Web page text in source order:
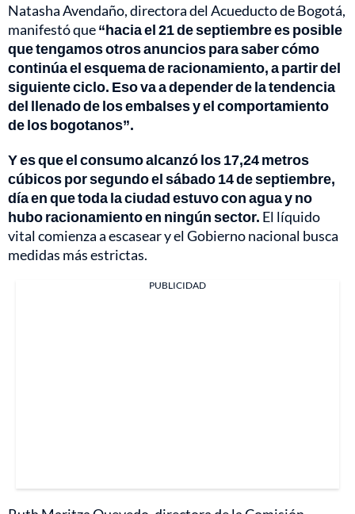
Natasha Avendaño, directora del Acueducto de Bogotá,
manifestó que“hacia el 21 de septiembre es posible
que tengamos otros anuncios para saber cómo
continúa el esquema de racionamiento, a partir del
siguiente ciclo. Eso va a depender de la tendencia
del llenado de los embalses y el comportamiento
de los bogotanos”.
Y es que el consumo alcanzó los 17,24 metros
cúbicos por segundo el sábado 14 de septiembre,
día en que toda la ciudad estuvo con agua y no
hubo racionamiento en ningún sector. El líquido
vital comienza a escasear y el Gobierno nacional busca
medidas más estrictas.
PUBLICIDAD